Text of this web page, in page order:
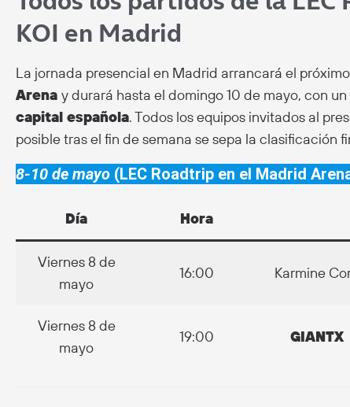
KOI en Madrid
La jornada presencial en Madrid arrancará el
Arena y durará hasta el domingo 10 de mayo, con
capital española. Todos los equipos invitados al
posible tras el fin de semana se sepa la clasificación
8-10 de mayo (LEC Roadtrip en el Madrid
Día Hora
Viernes 8 de
mayo
16:00 Karmine
Viernes 8 de
mayo
19:00 GIANTX